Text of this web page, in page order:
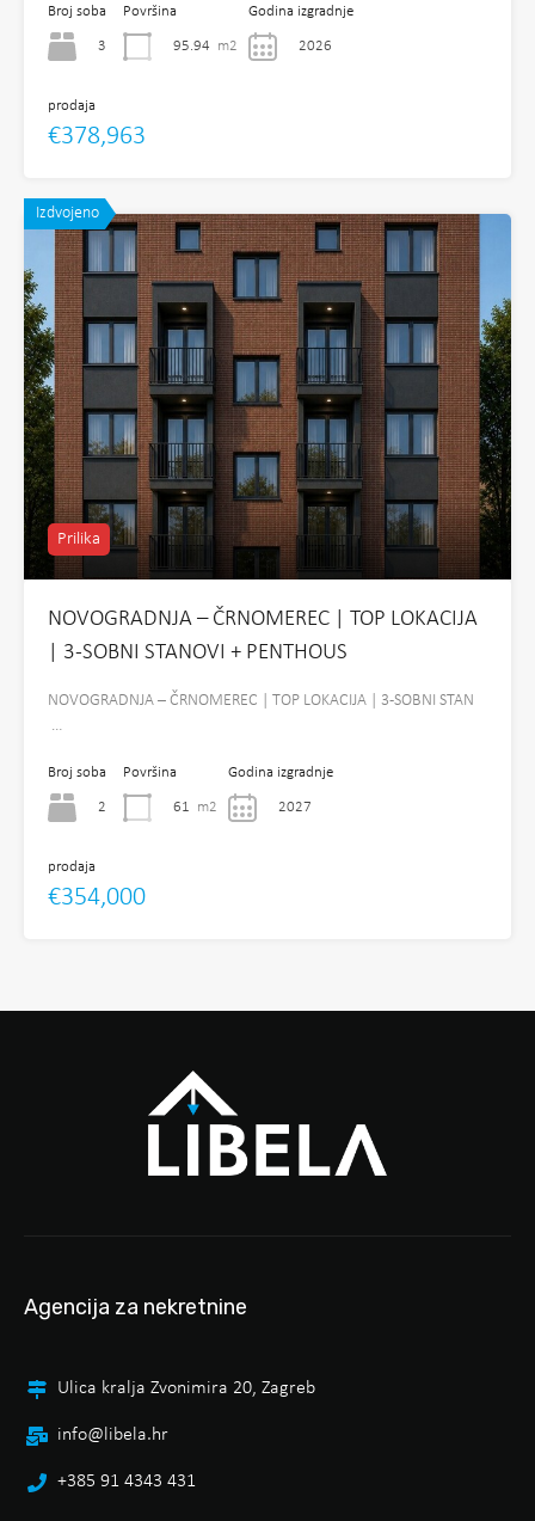
Broj soba
3
Površina
95.94 m2
Godina izgradnje
2026
prodaja
€378,963
Izdvojeno
Prilika
NOVOGRADNJA – ČRNOMEREC | TOP LOKACIJA
| 3-SOBNI STANOVI + PENTHOUS
NOVOGRADNJA – ČRNOMEREC | TOP LOKACIJA | 3-SOBNI STAN
…
Broj soba
2
Površina
61 m2
Godina izgradnje
2027
prodaja
€354,000
Agencija za nekretnine
Ulica kralja Zvonimira 20, Zagreb
info@libela.hr
+385 91 4343 431